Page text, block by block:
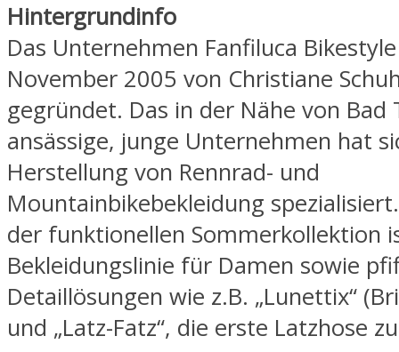
Hintergrundinfo
Das Unternehmen Fanfiluca
November 2005 von Christiane
gegründet. Das in der Nähe von Bad
ansässige, junge Unternehmen hat
Herstellung von Rennrad- und
Mountainbikebekleidung
der funktionellen Sommerkollektion
Bekleidungslinie für Damen sowie
Detaillösungen wie z.B. „Lunettix“
und „Latz-Fatz“, die erste Latzhose